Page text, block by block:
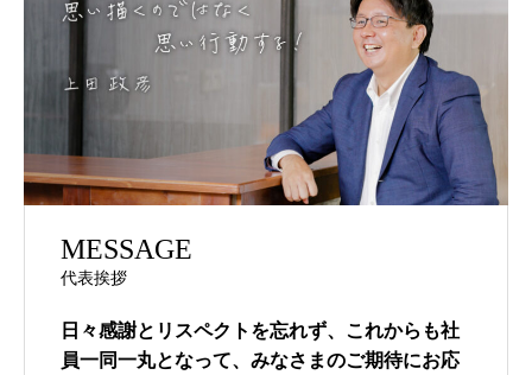
MESSAGE
代表挨拶
日々感謝とリスペクトを忘れず、これからも社
員一同一丸となって、みなさまのご期待にお応